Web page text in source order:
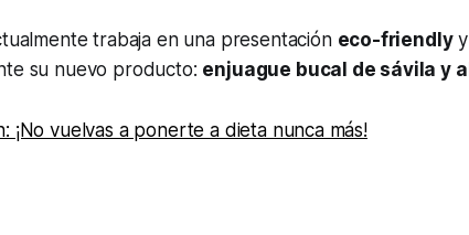
trabaja en una presentación eco-friendlyy
su nuevo producto: enjuague bucal de sávila y
¡No vuelvas a ponerte a dieta nunca más!